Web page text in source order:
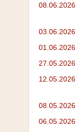
08.06.2026
03.06.2026
01.06.2026
27.05.2026
12.05.2026
08.05.2026
06.05.2026